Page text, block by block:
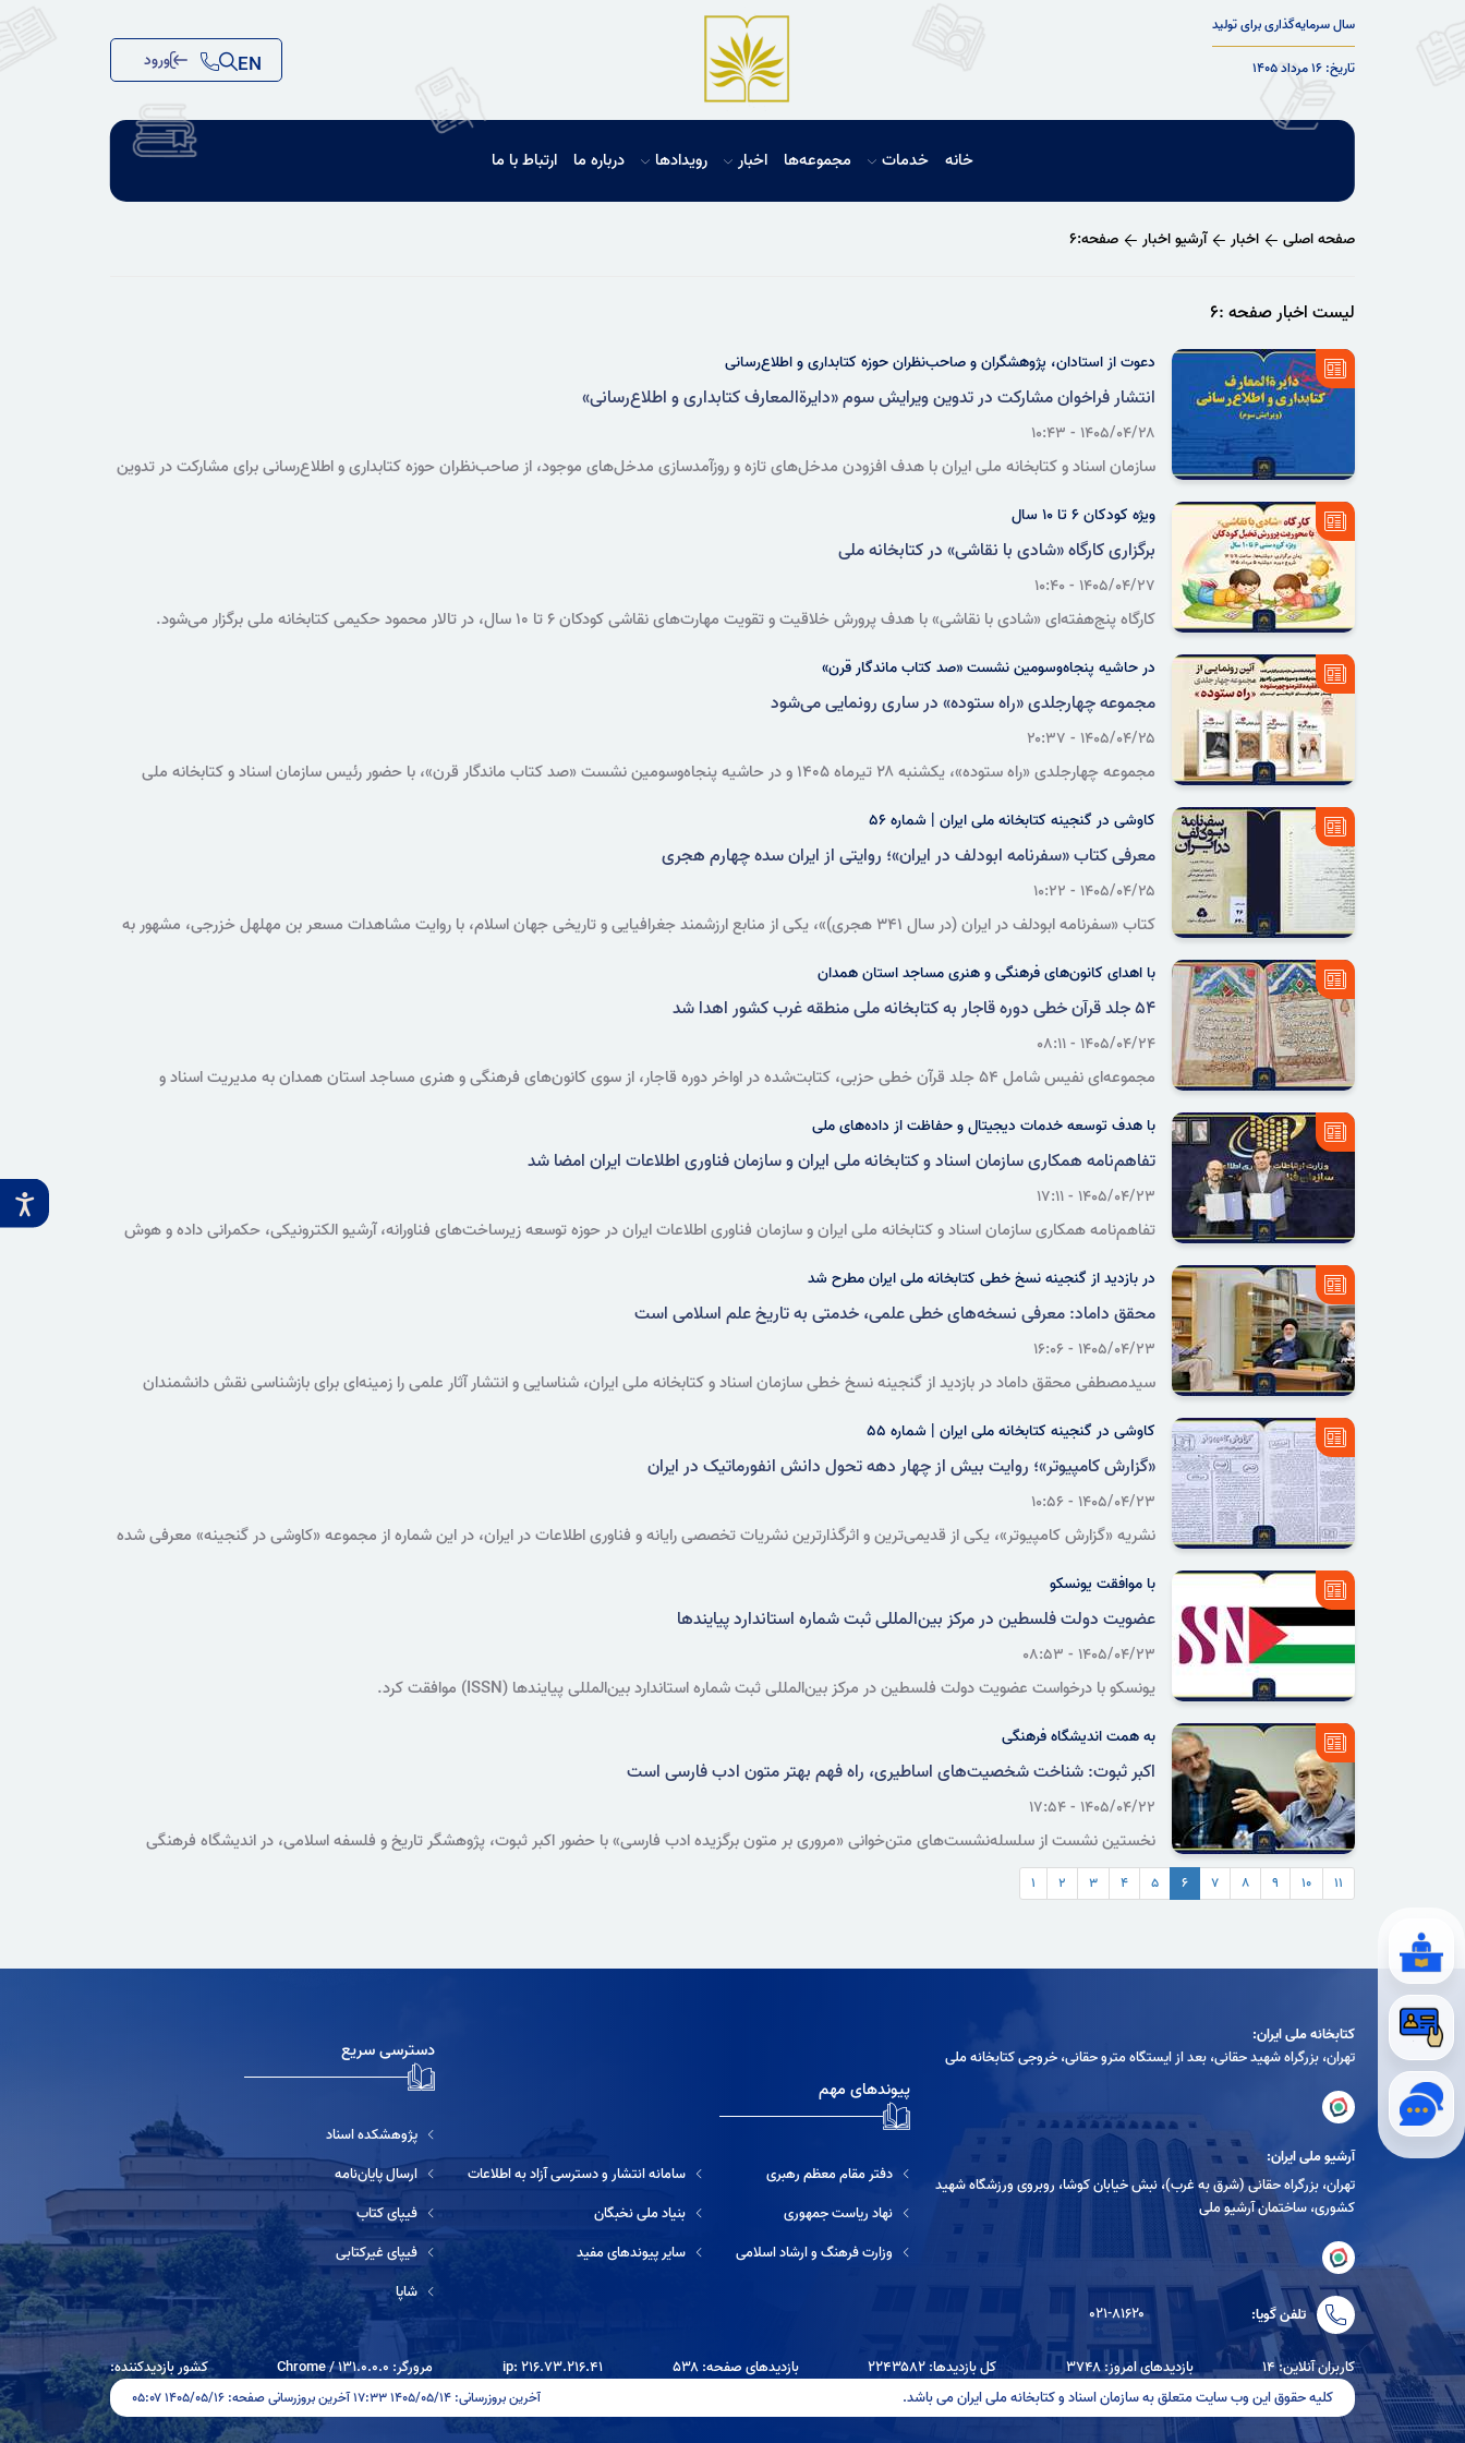
سال سرمایه‌گذاری برای تولید
تاریخ: ۱۶ مرداد ۱۴۰۵ EN ورود
خانه خدمات مجموعه‌ها اخبار رویدادها درباره ما ارتباط با ما
صفحه اصلی اخبار آرشیو اخبار صفحه:۶
لیست اخبار صفحه :۶
دعوت از استادان، پژوهشگران و صاحب‌نظران حوزه کتابداری و اطلاع‌رسانی
انتشار فراخوان مشارکت در تدوین ویرایش سوم «دایرةالمعارف کتابداری و اطلاع‌رسانی»
۱۴۰۵/۰۴/۲۸ - ۱۰:۴۳
سازمان اسناد و کتابخانه ملی ایران با هدف افزودن مدخل‌های تازه و روزآمدسازی مدخل‌های موجود، از صاحب‌نظران حوزه کتابداری و اطلاع‌رسانی برای مشارکت در تدوین
ویژه کودکان ۶ تا ۱۰ سال
برگزاری کارگاه «شادی با نقاشی» در کتابخانه ملی
۱۴۰۵/۰۴/۲۷ - ۱۰:۴۰
کارگاه پنج‌هفته‌ای «شادی با نقاشی» با هدف پرورش خلاقیت و تقویت مهارت‌های نقاشی کودکان ۶ تا ۱۰ سال، در تالار محمود حکیمی کتابخانه ملی برگزار می‌شود.
در حاشیه پنجاه‌وسومین نشست «صد کتاب ماندگار قرن»
مجموعه چهارجلدی «راه ستوده» در ساری رونمایی می‌شود
۱۴۰۵/۰۴/۲۵ - ۲۰:۳۷
مجموعه چهارجلدی «راه ستوده»، یکشنبه ۲۸ تیرماه ۱۴۰۵ و در حاشیه پنجاه‌وسومین نشست «صد کتاب ماندگار قرن»، با حضور رئیس سازمان اسناد و کتابخانه ملی
کاوشی در گنجینه کتابخانه ملی ایران | شماره ۵۶
معرفی کتاب «سفرنامه ابودلف در ایران»؛ روایتی از ایران سده چهارم هجری
۱۴۰۵/۰۴/۲۵ - ۱۰:۲۲
کتاب «سفرنامه ابودلف در ایران (در سال ۳۴۱ هجری)»، یکی از منابع ارزشمند جغرافیایی و تاریخی جهان اسلام، با روایت مشاهدات مسعر بن مهلهل خزرجی، مشهور به
با اهدای کانون‌های فرهنگی و هنری مساجد استان همدان
۵۴ جلد قرآن خطی دوره قاجار به کتابخانه ملی منطقه غرب کشور اهدا شد
۱۴۰۵/۰۴/۲۴ - ۰۸:۱۱
مجموعه‌ای نفیس شامل ۵۴ جلد قرآن خطی حزبی، کتابت‌شده در اواخر دوره قاجار، از سوی کانون‌های فرهنگی و هنری مساجد استان همدان به مدیریت اسناد و
با هدف توسعه خدمات دیجیتال و حفاظت از داده‌های ملی
تفاهم‌نامه همکاری سازمان اسناد و کتابخانه ملی ایران و سازمان فناوری اطلاعات ایران امضا شد
۱۴۰۵/۰۴/۲۳ - ۱۷:۱۱
تفاهم‌نامه همکاری سازمان اسناد و کتابخانه ملی ایران و سازمان فناوری اطلاعات ایران در حوزه توسعه زیرساخت‌های فناورانه، آرشیو الکترونیکی، حکمرانی داده و هوش
در بازدید از گنجینه نسخ خطی کتابخانه ملی ایران مطرح شد
محقق داماد: معرفی نسخه‌های خطی علمی، خدمتی به تاریخ علم اسلامی است
۱۴۰۵/۰۴/۲۳ - ۱۶:۰۶
سیدمصطفی محقق داماد در بازدید از گنجینه نسخ خطی سازمان اسناد و کتابخانه ملی ایران، شناسایی و انتشار آثار علمی را زمینه‌ای برای بازشناسی نقش دانشمندان
کاوشی در گنجینه کتابخانه ملی ایران | شماره ۵۵
«گزارش کامپیوتر»؛ روایت بیش از چهار دهه تحول دانش انفورماتیک در ایران
۱۴۰۵/۰۴/۲۳ - ۱۰:۵۶
نشریه «گزارش کامپیوتر»، یکی از قدیمی‌ترین و اثرگذارترین نشریات تخصصی رایانه و فناوری اطلاعات در ایران، در این شماره از مجموعه «کاوشی در گنجینه» معرفی شده
با موافقت یونسکو
عضویت دولت فلسطین در مرکز بین‌المللی ثبت شماره استاندارد پیایندها
۱۴۰۵/۰۴/۲۳ - ۰۸:۵۳
یونسکو با درخواست عضویت دولت فلسطین در مرکز بین‌المللی ثبت شماره استاندارد بین‌المللی پیایندها (ISSN) موافقت کرد.
به همت اندیشگاه فرهنگی
اکبر ثبوت: شناخت شخصیت‌های اساطیری، راه فهم بهتر متون ادب فارسی است
۱۴۰۵/۰۴/۲۲ - ۱۷:۵۴
نخستین نشست از سلسله‌نشست‌های متن‌خوانی «مروری بر متون برگزیده ادب فارسی» با حضور اکبر ثبوت، پژوهشگر تاریخ و فلسفه اسلامی، در اندیشگاه فرهنگی
سازمان اسناد و کتابخانه ملی ایران برگزار شد.
۱ ۲ ۳ ۴ ۵ ۶ ۷ ۸ ۹ ۱۰ ۱۱
کتابخانه ملی ایران:
تهران، بزرگراه شهيد حقانی، بعد از ايستگاه مترو حقانی، خروجی كتابخانه ملی
آرشیو ملی ایران:
تهران، بزرگراه حقانی (شرق به غرب)، نبش خیابان کوشا، روبروی ورزشگاه شهید
کشوری، ساختمان آرشیو ملی
تلفن گویا: ۰۲۱-۸۱۶۲۰
پیوندهای مهم
دسترسی سریع
کاربران آنلاین: ۱۴ بازدیدهای امروز: ۳۷۴۸ کل بازدیدها: ۲۲۴۳۵۸۲ بازدیدهای صفحه: ۵۳۸ ip: ۲۱۶.۷۳.۲۱۶.۴۱ مرورگر: Chrome/131.0.0.0
کشور بازدیدکننده:
کلیه حقوق این وب سایت متعلق به سازمان اسناد و کتابخانه ملی ایران می باشد.
آخرین بروزرسانی: ۱۴۰۵/۰۵/۱۴ ۱۷:۳۳ آخرین بروزرسانی صفحه: ۱۴۰۵/۰۵/۱۶ ۰۵:۰۷